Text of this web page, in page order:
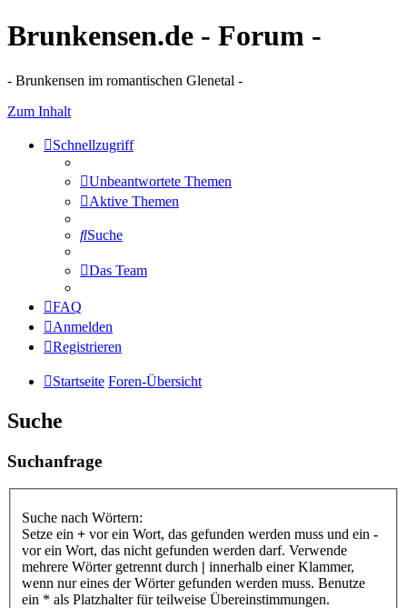
Brunkensen.de - Forum -
- Brunkensen im romantischen Glenetal -
Zum Inhalt
Schnellzugriff
Unbeantwortete Themen
Aktive Themen
Suche
Das Team
FAQ
Anmelden
Registrieren
Startseite Foren-Übersicht
Suche
Suchanfrage
Suche nach Wörtern:
Setze ein + vor ein Wort, das gefunden werden muss und ein -
vor ein Wort, das nicht gefunden werden darf. Verwende
mehrere Wörter getrennt durch | innerhalb einer Klammer,
wenn nur eines der Wörter gefunden werden muss. Benutze
ein * als Platzhalter für teilweise Übereinstimmungen.